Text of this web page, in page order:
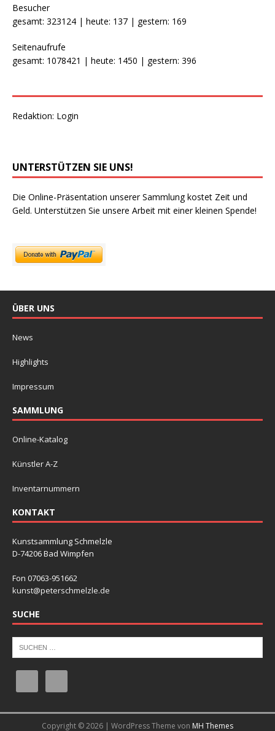
Besucher
gesamt: 323124 | heute: 137 | gestern: 169
Seitenaufrufe
gesamt: 1078421 | heute: 1450 | gestern: 396
Redaktion: Login
UNTERSTÜTZEN SIE UNS!
Die Online-Präsentation unserer Sammlung kostet Zeit und
Geld. Unterstützen Sie unsere Arbeit mit einer kleinen Spende!
ÜBER UNS
News
Highlights
Impressum
SAMMLUNG
Online-Katalog
Künstler A-Z
Inventarnummern
KONTAKT
Kunstsammlung Schmelzle
D-74206 Bad Wimpfen
Fon 07063-951662
kunst@peterschmelzle.de
SUCHE
Copyright © 2026 | WordPress Theme von MH Themes